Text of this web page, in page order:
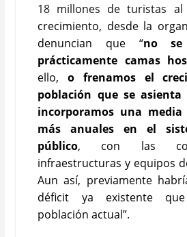
18 millones de turistas al
crecimiento, desde la
denuncian que“no se
prácticamente camas
ello, o frenamos el
población que se
incorporamos una media
más anuales en el
público, con las
infraestructuras y equipos
Aun así, previamente
déficit ya existente
población actual”.